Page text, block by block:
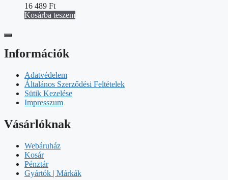
16 489 Ft
Kosárba teszem
Információk
Adatvédelem
Általános Szerződési Feltételek
Sütik Kezelése
Impresszum
Vásárlóknak
Webáruház
Kosár
Pénztár
Gyártók | Márkák